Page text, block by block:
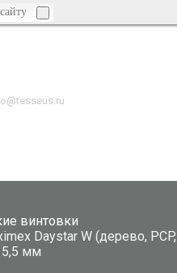
винтовки
Daystar W (дерево, PCP,
мм